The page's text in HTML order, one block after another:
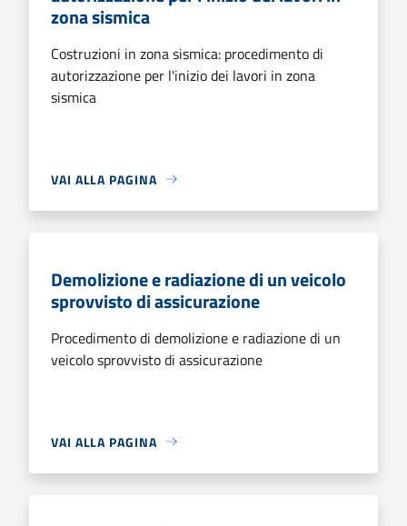
zona sismica
Costruzioni in zona sismica: procedimento di
autorizzazione per l'inizio dei lavori in zona
sismica
VAI ALLA PAGINA
Demolizione e radiazione di un veicolo
sprovvisto di assicurazione
Procedimento di demolizione e radiazione di un
veicolo sprovvisto di assicurazione
VAI ALLA PAGINA